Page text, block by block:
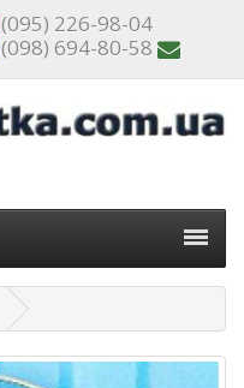
(095) 226-98-04
(098) 694-80-58